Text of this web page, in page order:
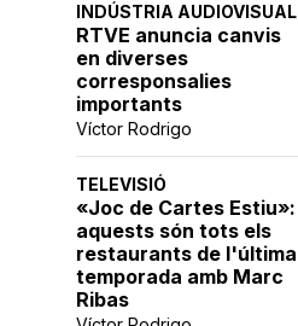
INDÚSTRIA AUDIOVISUAL
RTVE anuncia canvis
en diverses
corresponsalies
importants
Víctor Rodrigo
TELEVISIÓ
«Joc de Cartes Estiu»:
aquests són tots els
restaurants de l'última
temporada amb Marc
Ribas